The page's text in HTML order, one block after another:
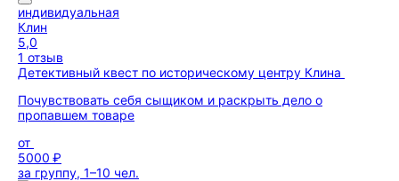
индивидуальная
Клин
5,0
1 отзыв
Детективный квест по историческому центру Клина
Почувствовать себя сыщиком и раскрыть дело о
пропавшем товаре
от
5000 ₽
за группу, 1–10 чел.